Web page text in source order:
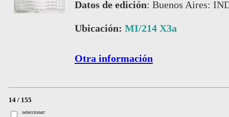
Datos de edición: Buenos Aires:
Ubicación: MI/214 X3a
Otra información
14 / 155
seleccionar